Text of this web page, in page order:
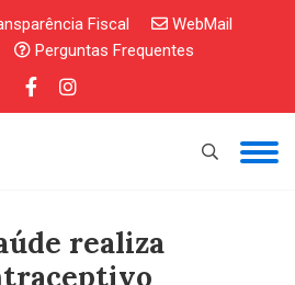
Fiscal
WebMail
Perguntas Frequentes
realiza